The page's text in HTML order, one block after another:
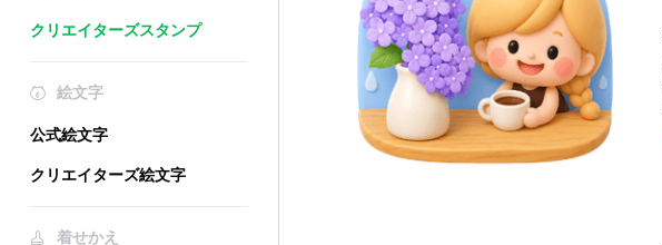
クリエイターズスタンプ
絵文字
公式絵文字
クリエイターズ絵文字
着せかえ